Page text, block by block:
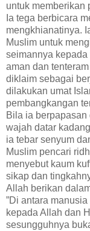
untuk memberikan
Ia tega berbicara
mengkhianatinya.
Muslim untuk
seimannya
aman dan
diklaim sebagai
dilakukan umat
pembangkangan
Bila ia
wajah datar
ia tebar senyum
Muslim pencari
menyebut kaum
sikap dan
Allah berikan
”Di antara
kepada Allah dan
sesungguhnya